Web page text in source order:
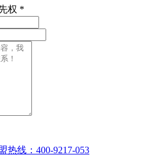
权 *
热线：400-9217-053